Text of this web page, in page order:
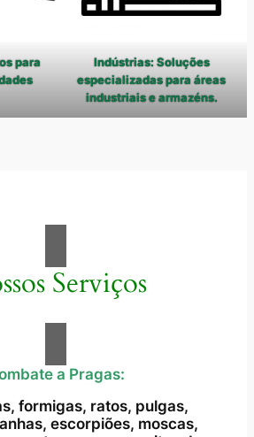
para
Indústrias: Soluções
especializadas para áreas
industriais e armazéns.
Serviços
a Pragas:
formigas, ratos, pulgas,
escorpiões, moscas,